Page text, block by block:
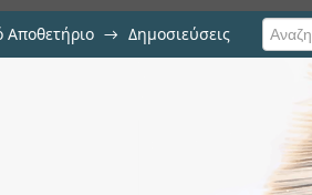
Αποθετήριο → Δημοσιεύσεις
and molecular
diffusion in